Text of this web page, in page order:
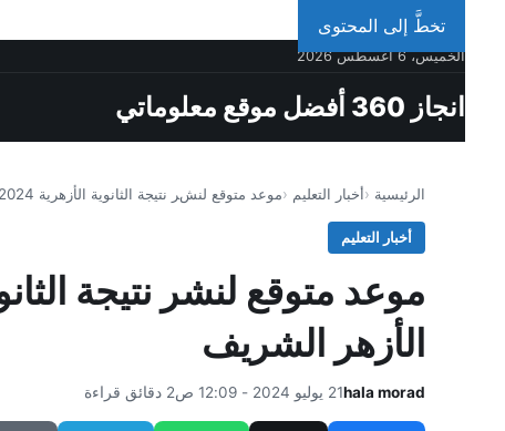
تخطَّ إلى المحتوى
الخميس، 6 أغسطس 2026
انجاز 360 أفضل موقع معلوماتي
الرئيسية أخبار التعليم موعد متوقع لنشر نتيجة الثانوية الأزهرية 2024 عبر…
أخبار التعليم
الأزهر الشريف
hala morad21 يوليو 2024 - 12:09 ص 2 دقائق قراءة